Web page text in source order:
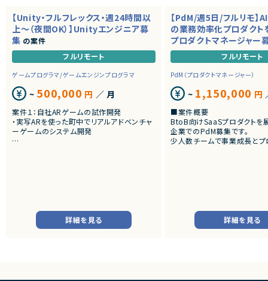
【Unity・フルフレックス・週24時間以
上～（夜間OK）】Unityエンジニア募
集 の案件
フルリモート
ゲームプログラマ/ゲームエンジンプログラマ
~ 500,000 円 ／ 月
案件１：自社ARゲームの試作開発
・実写ARを使った町中でリアルアドベンチャ
ーゲームのシステム開発
詳細を見る
【PdM/週5日/フルリモ】
の業務効率化プロダクト
プロダクトマネージャー
フルリモート
PdM（プロダクトマネージャー）
~ 1,150,000 円
■案件概要
BtoB向けSaaSプロダクトを
企業でのPdM募集です。
少人数チームで事業成長とプ
・新規サービス開発プロジェ
詳細を見る